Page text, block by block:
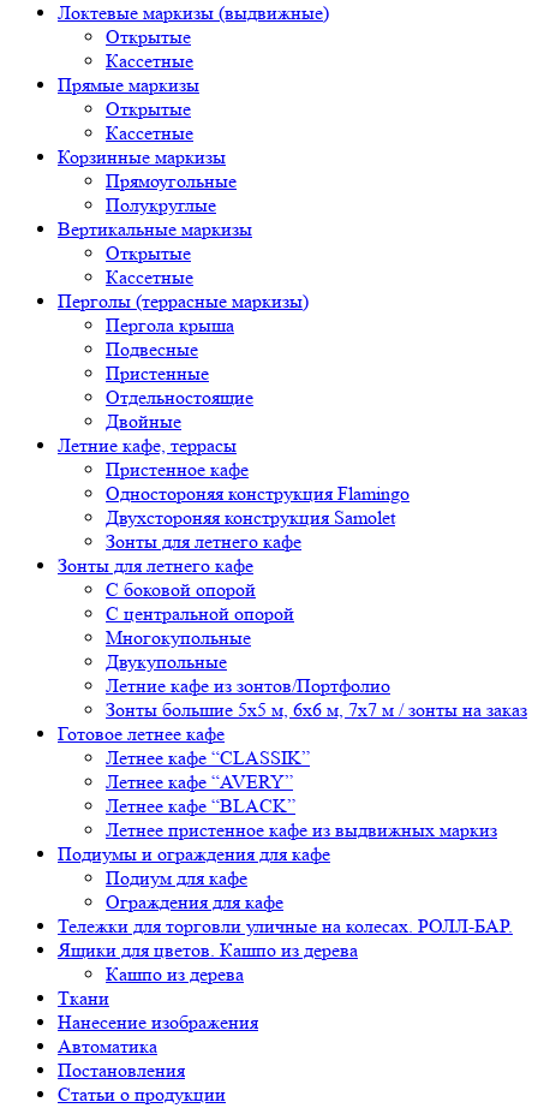
Локтевые маркизы (выдвижные)
Открытые
Кассетные
Прямые маркизы
Открытые
Кассетные
Корзинные маркизы
Прямоугольные
Полукруглые
Вертикальные маркизы
Открытые
Кассетные
Перголы (террасные маркизы)
Пергола крыша
Подвесные
Пристенные
Отдельностоящие
Двойные
Летние кафе, террасы
Пристенное кафе
Одностороняя конструкция Flamingo
Двухстороняя конструкция Samolet
Зонты для летнего кафе
Зонты для летнего кафе
С боковой опорой
С центральной опорой
Многокупольные
Двукупольные
Летние кафе из зонтов/Портфолио
Зонты большие 5х5 м, 6х6 м, 7х7 м / зонты на заказ
Готовое летнее кафе
Летнее кафе “CLASSIK”
Летнее кафе “AVERY”
Летнее кафе “BLACK”
Летнее пристенное кафе из выдвижных маркиз
Подиумы и ограждения для кафе
Подиум для кафе
Ограждения для кафе
Тележки для торговли уличные на колесах. РОЛЛ-БАР.
Ящики для цветов. Кашпо из дерева
Кашпо из дерева
Ткани
Нанесение изображения
Автоматика
Постановления
Статьи о продукции